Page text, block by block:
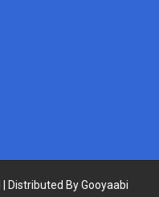
| Distributed ByGooyaabi